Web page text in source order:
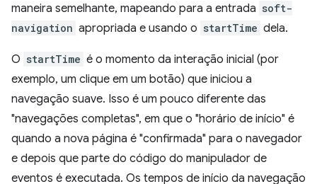
maneira semelhante, mapeando para a entrada soft-
navigation apropriada e usando o startTime dela.
O startTime é o momento da interação inicial (por
exemplo, um clique em um botão) que iniciou a
navegação suave. Isso é um pouco diferente das
"navegações completas", em que o "horário de início" é
quando a nova página é "confirmada" para o navegador
e depois que parte do código do manipulador de
eventos é executada. Os tempos de início da navegação